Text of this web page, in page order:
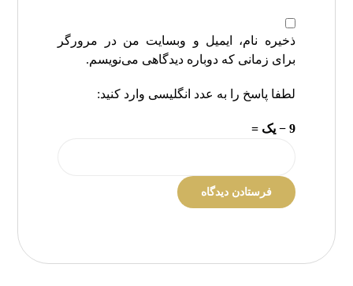
ذخیره نام، ایمیل و وبسایت من در مرورگر
برای زمانی که دوباره دیدگاهی می‌نویسم.
لطفا پاسخ را به عدد انگلیسی وارد کنید:
9 − یک =